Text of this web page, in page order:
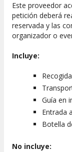
Este proveedor
petición deberá
reservada y las
organizador o
Incluye:
Guía en
Entrada
Botella
No incluye: